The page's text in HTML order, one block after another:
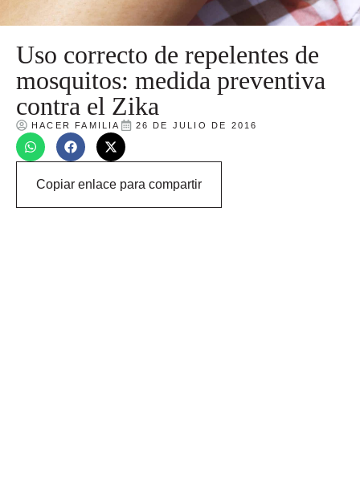
Uso correcto de repelentes de
mosquitos: medida preventiva
contra el Zika
HACER FAMILIA 26 DE JULIO DE 2016
Copiar enlace para compartir